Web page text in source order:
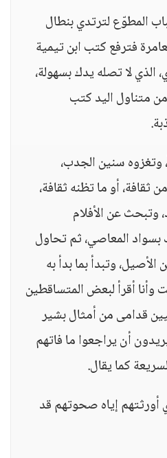
المطوّع لترتدي بنطال
فترفع كتب ابن تيمية
الذي لا تصله يدك بسهولة،
متناول اليد كتب
سنين الجدب،
أو ما تظنه ثقافة،
وتبحث عن الأفلام
بسواد المعاصي، ثم تحاول
وتبدأ بما بدأ به
أقرأ لبعض المتساقطين
قدامى من أمثال بشير
أن يراجعوا ما فاتهم
كما يقال.
أورثتهم إياه صحوتهم قد